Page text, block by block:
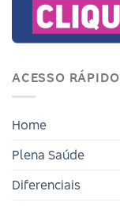
ACESSO RÁPIDO
Home
Plena Saúde
Diferenciais